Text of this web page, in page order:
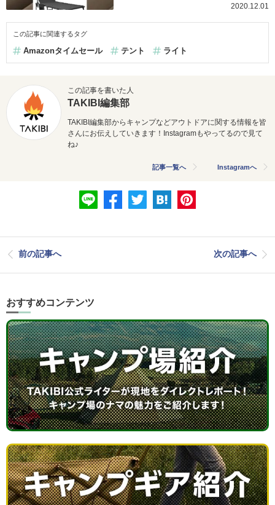
2020.12.01
この記事に関連するタグ
Amazonタイムセール テント ライト
この記事を書いた人
TAKIBI編集部
TAKIBI編集部からキャンプなどアウトドアに関する情報を皆
さんにお伝えしていきます！Instagramもやってるので見て
ね♪
記事一覧へ Instagramへ
前の記事へ 次の記事へ
おすすめコンテンツ